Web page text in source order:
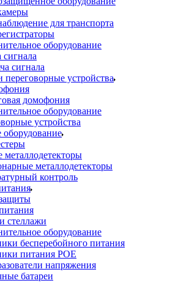
для транспорта
оборудование
сигнала
устройства
домофония
оборудование
устройства
оборудование
металлодетекторы
металлодетекторы
контроль
стеллажи
оборудование
бесперебойного питания
питания POE
напряжения
батареи